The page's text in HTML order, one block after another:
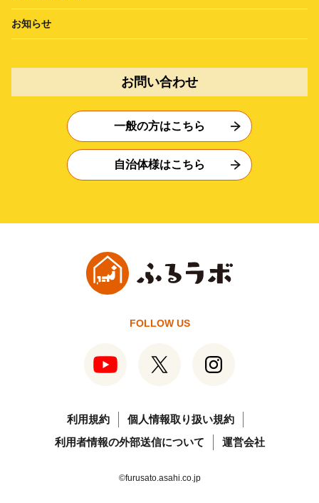
お知らせ
お問い合わせ
一般の方はこちら
自治体様はこちら
FOLLOW US
利用規約
個人情報取り扱い規約
利用者情報の外部送信について
運営会社
©furusato.asahi.co.jp